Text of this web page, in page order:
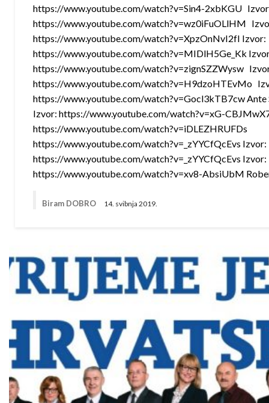
https://www.youtube.com/watch?v=Sin4-2xbKGU
https://www.youtube.com/watch?v=wz0iFuOLlHM
https://www.youtube.com/watch?v=XpzOnNvI2fI Izvor:
https://www.youtube.com/watch?v=MIDlH5Ge_Kk
https://www.youtube.com/watch?v=zignSZZWysw
https://www.youtube.com/watch?v=H9dzoHTEvMo
https://www.youtube.com/watch?v=Gocl3kTB7cw Ante
Izvor: https://www.youtube.com/watch?v=xG-
https://www.youtube.com/watch?v=iDLEZHRUFDs
https://www.youtube.com/watch?v=_zYYCfQcEvs Izvor:
https://www.youtube.com/watch?v=_zYYCfQcEvs Izvor:
https://www.youtube.com/watch?v=xv8-AbsiUbM
Biram DOBRO 14. svibnja 2019.